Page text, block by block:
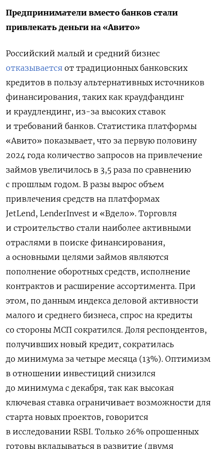
Предприниматели вместо банков стали
привлекать деньги на «Авито»
Российский малый и средний бизнес
отказывается от традиционных банковских
кредитов в пользу альтернативных источников
финансирования, таких как краудфандинг
и краудлендинг, из-за высоких ставок
и требований банков. Статистика платформы
«Авито» показывает, что за первую половину
2024 года количество запросов на привлечение
займов увеличилось в 3,5 раза по сравнению
с прошлым годом. В разы вырос объем
привлечения средств на платформах
JetLend, LenderInvest и «Вдело». Торговля
и строительство стали наиболее активными
отраслями в поиске финансирования,
а основными целями займов являются
пополнение оборотных средств, исполнение
контрактов и расширение ассортимента. При
этом, по данным индекса деловой активности
малого и среднего бизнеса, спрос на кредиты
со стороны МСП сократился. Доля респондентов,
получивших новый кредит, сократилась
до минимума за четыре месяца (13%). Оптимизм
в отношении инвестиций снизился
до минимума с декабря, так как высокая
ключевая ставка ограничивает возможности для
старта новых проектов, говорится
в исследовании RSBI. Только 26% опрошенных
готовы вкладываться в развитие (двумя